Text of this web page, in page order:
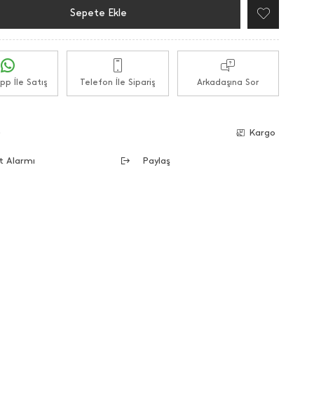
Sepete Ekle
İle Satış Telefon İle Sipariş Arkadaşına Sor
Kargo
Alarmı Paylaş